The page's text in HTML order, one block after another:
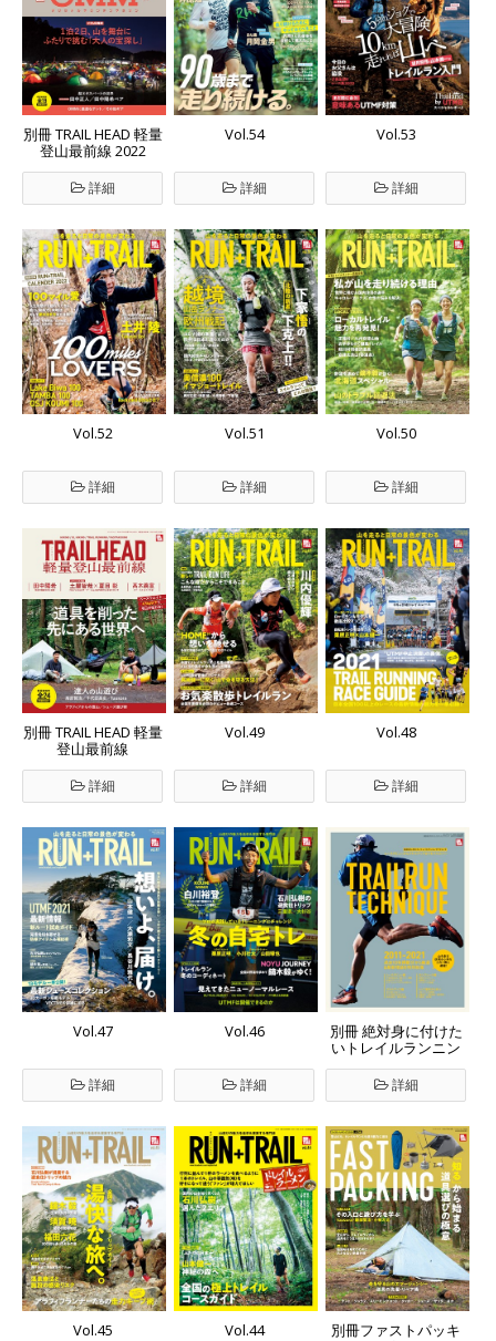
別冊 TRAIL HEAD 軽量
登山最前線 2022
詳細
Vol.54
詳細
Vol.53
詳細
Vol.52
詳細
Vol.51
詳細
Vol.50
詳細
別冊 TRAIL HEAD 軽量
登山最前線
詳細
Vol.49
詳細
Vol.48
詳細
Vol.47
詳細
Vol.46
詳細
別冊 絶対身に付けた
いトレイルランニン
グテクニック
詳細
Vol.45 Vol.44
別冊ファストパッキ